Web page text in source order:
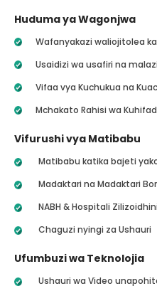
Huduma ya Wagonjwa
Wafanyakazi waliojitolea
Usaidizi wa usafiri na malazi
Vifaa vya Kuchukua na
Mchakato Rahisi wa
Vifurushi vya Matibabu
Matibabu katika bajeti
Madaktari na Madaktari
NABH & Hospitali
Chaguzi nyingi za Ushauri
Ufumbuzi wa Teknolojia
Ushauri wa Video